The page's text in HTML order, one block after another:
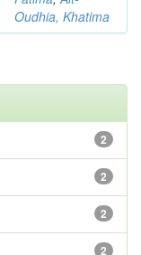
Oudhia, Khatima
2
2
2
2